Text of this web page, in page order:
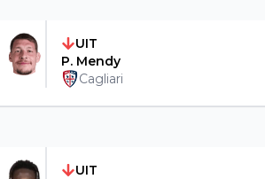
UIT
UIT
P. Mendy
Cagliari